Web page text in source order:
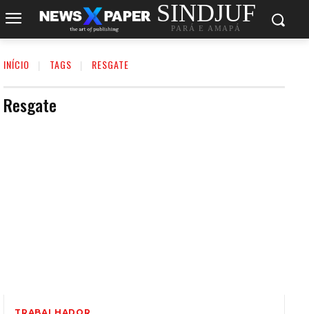
SINDJUF
PARÁ E AMAPÁ
INÍCIO TAGS RESGATE
Resgate